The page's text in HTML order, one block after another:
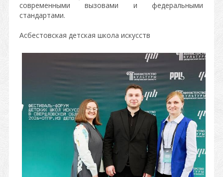
современными вызовами и федеральными
стандартами.
Асбестовская детская школа искусств